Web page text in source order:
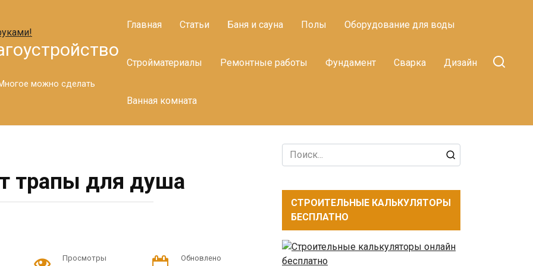
Многое можно сделать
Главная Статьи Баня и сауна Полы Оборудование для воды
Стройматериалы Ремонтные работы Фундамент Сварка Дизайн
Ванная комната
трапы для душа
Просмотры Обновлено
Search
for:
СТРОИТЕЛЬНЫЕ КАЛЬКУЛЯТОРЫ
БЕСПЛАТНО